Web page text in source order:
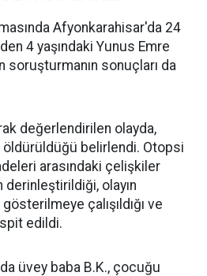
Afyonkarahisar'da 24
4 yaşındaki Yunus Emre
soruşturmanın sonuçları da
değerlendirilen olayda,
belirlendi. Otopsi
arasındaki çelişkiler
olayın
çalışıldığı ve
edildi.
üvey baba B.K., çocuğu